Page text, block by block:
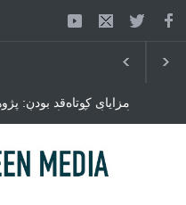
مزایای کوتاه‌قد بودن:
از فواید آن برای سلامتی
می‌گویند